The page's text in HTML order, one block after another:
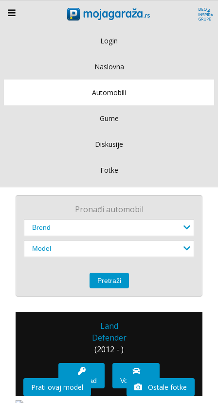
Login
Naslovna
Automobili
Gume
Diskusije
Fotke
Pronađi automobil
Land
Defender
(2012 - )
Imam sad Vozio sam
Prati ovaj model Ostale fotke